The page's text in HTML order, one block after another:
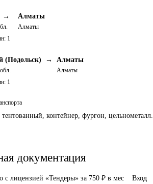
→ Алматы
Алматы
1
(Подольск) → Алматы
Алматы
1
тентованный, контейнер, фургон, цельнометалл.
документация
с лицензией «Тендеры» за 750 ₽ в мес
Вход